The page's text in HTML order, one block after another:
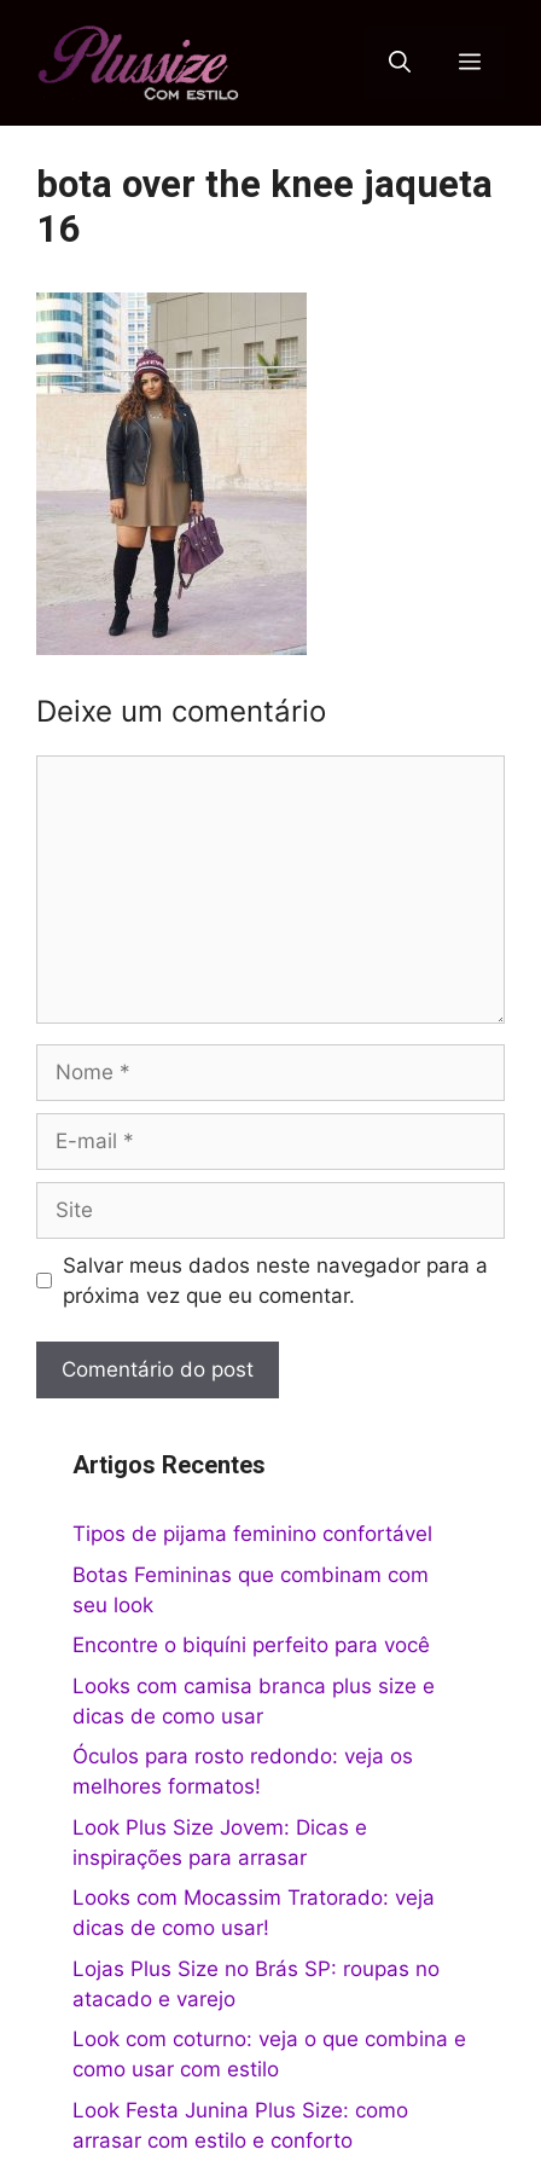
Menu
bota over the knee jaqueta
16
Deixe um comentário
mail
Salvar meus dados neste navegador para a
próxima vez que eu comentar.
Artigos Recentes
Tipos de pijama feminino confortável
Botas Femininas que combinam com
seu look
Encontre o biquíni perfeito para você
Looks com camisa branca plus size e
dicas de como usar
Óculos para rosto redondo: veja os
melhores formatos!
Look Plus Size Jovem: Dicas e
inspirações para arrasar
Looks com Mocassim Tratorado: veja
dicas de como usar!
Lojas Plus Size no Brás SP: roupas no
atacado e varejo
Look com coturno: veja o que combina e
como usar com estilo
Look Festa Junina Plus Size: como
arrasar com estilo e conforto